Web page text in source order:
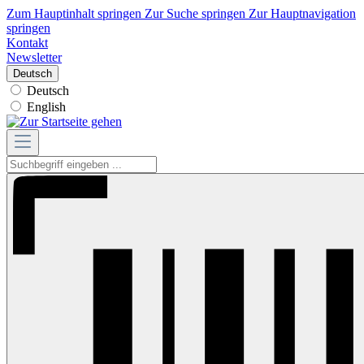
Zum Hauptinhalt springen Zur Suche springen Zur Hauptnavigation
springen
Kontakt
Newsletter
Deutsch
Deutsch
English